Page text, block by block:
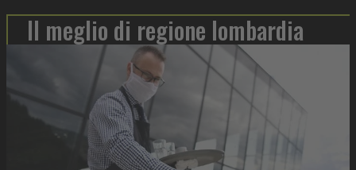
Il meglio di regione lombardia